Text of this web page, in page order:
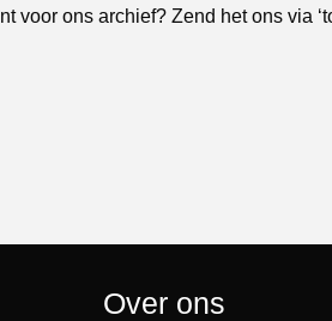
ons archief? Zend het ons via
Over ons